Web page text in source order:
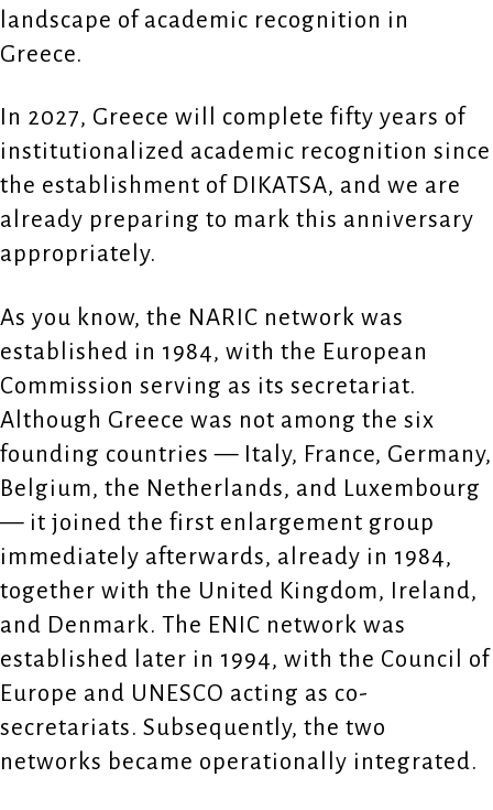
landscape of academic recognition in
Greece.
In 2027, Greece will complete fifty years of
institutionalized academic recognition since
the establishment of DIKATSA, and we are
already preparing to mark this anniversary
appropriately.
As you know, the NARIC network was
established in 1984, with the European
Commission serving as its secretariat.
Although Greece was not among the six
founding countries — Italy, France, Germany,
Belgium, the Netherlands, and Luxembourg
— it joined the first enlargement group
immediately afterwards, already in 1984,
together with the United Kingdom, Ireland,
and Denmark. The ENIC network was
established later in 1994, with the Council of
Europe and UNESCO acting as co-
secretariats. Subsequently, the two
networks became operationally integrated.